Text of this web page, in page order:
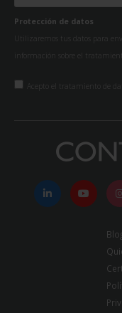
Protección de datos
Utilizaremos tus datos para
información sobre el
Acepto el tratamiento de